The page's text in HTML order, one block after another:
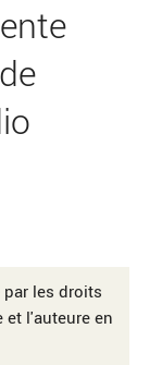
les droits
et l'auteure en